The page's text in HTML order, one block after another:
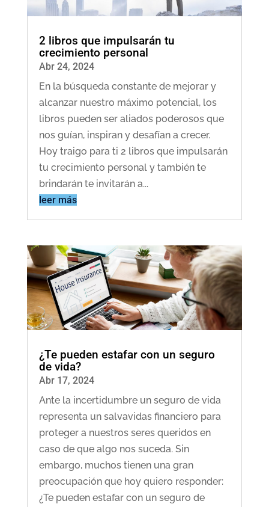
2 libros que impulsarán tu
crecimiento personal
Abr 24, 2024
En la búsqueda constante de mejorar y
alcanzar nuestro máximo potencial, los
libros pueden ser aliados poderosos que
nos guían, inspiran y desafían a crecer.
Hoy traigo para ti 2 libros que impulsarán
tu crecimiento personal y también te
brindarán te invitarán a...
leer más
¿Te pueden estafar con un seguro
de vida?
Abr 17, 2024
Ante la incertidumbre un seguro de vida
representa un salvavidas financiero para
proteger a nuestros seres queridos en
caso de que algo nos suceda. Sin
embargo, muchos tienen una gran
preocupación que hoy quiero responder:
¿Te pueden estafar con un seguro de